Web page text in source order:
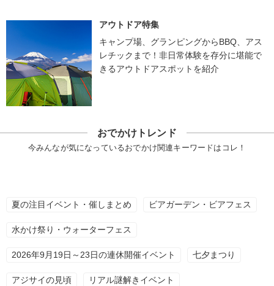
アウトドア特集
キャンプ場、グランピングからBBQ、アス
レチックまで！非日常体験を存分に堪能で
きるアウトドアスポットを紹介
おでかけトレンド
今みんなが気になっているおでかけ関連キーワードはコレ！
夏の注目イベント・催しまとめ ビアガーデン・ビアフェス
水かけ祭り・ウォーターフェス
2026年9月19日～23日の連休開催イベント 七夕まつり
アジサイの見頃 リアル謎解きイベント